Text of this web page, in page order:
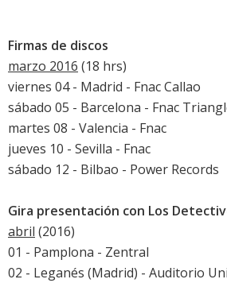
Firmas de discos
marzo 2016 (18 hrs)
viernes 04 - Madrid - Fnac Callao
sábado 05 - Barcelona - Fnac
martes 08 - Valencia - Fnac
jueves 10 - Sevilla - Fnac
sábado 12 - Bilbao - Power Records
Gira presentación con Los
abril (2016)
01 - Pamplona - Zentral
02 - Leganés (Madrid) - Auditorio